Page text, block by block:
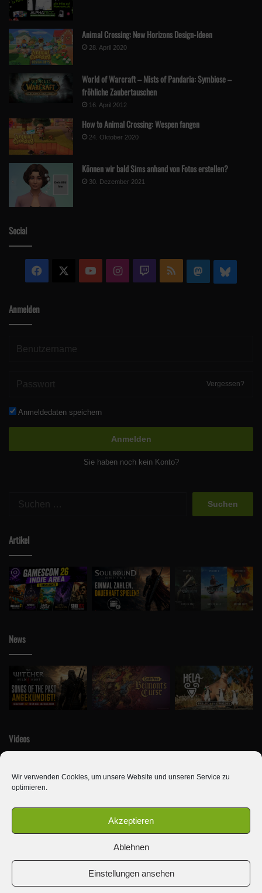
Wir verwenden Cookies, um unsere Website und unseren Service zu
optimieren.
Akzeptieren
Ablehnen
Einstellungen ansehen
Animal Crossing: New Horizons Design-Ideen
28. April 2020
World of Warcraft – Mists of Pandaria: Symbiose –
fröhliche Zaubertauschen
16. April 2012
How to Animal Crossing: Wespen fangen
24. Oktober 2020
Können wir bald Sims anhand von Fotos erstellen?
30. Dezember 2021
Social
Facebook YouTubeInstagram
Twitch RSS Mastodon
Anmelden
Vergessen?
Anmeldedaten speichern
Anmelden
Sie haben noch kein Konto?
Artikel
News
Videos
Impressum & Kontakt Team Jobs